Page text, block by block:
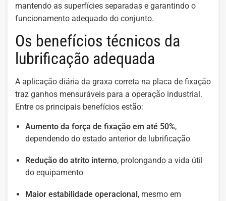
mantendo as superfícies separadas e garantindo o
funcionamento adequado do conjunto.
Os benefícios técnicos da
lubrificação adequada
A aplicação diária da graxa correta na placa de fixação
traz ganhos mensuráveis para a operação industrial.
Entre os principais benefícios estão:
Aumento da força de fixação em até 50%,
dependendo do estado anterior de lubrificação
Redução do atrito interno, prolongando a vida útil
do equipamento
Maior estabilidade operacional, mesmo em